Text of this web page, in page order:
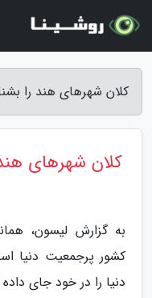
کلان شهرهای هند را
کلان شهرهای
به گزارش لیسون،
کشور پرجمعیت
دنیا را در خود جای